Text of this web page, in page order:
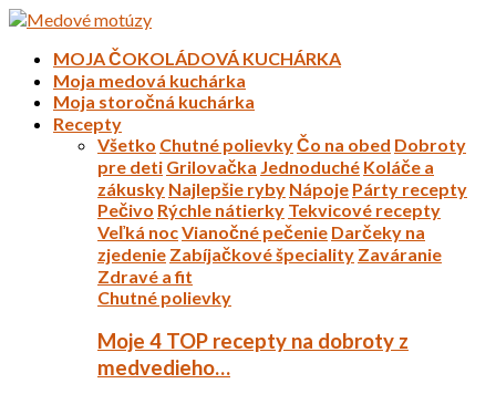
MOJA ČOKOLÁDOVÁ KUCHÁRKA
Moja medová kuchárka
Moja storočná kuchárka
Recepty
Všetko Chutné polievkyČo na obed Dobroty
pre deti Grilovačka Jednoduché Koláče a
zákusky Najlepšie ryby Nápoje Párty recepty
Pečivo Rýchle nátierky Tekvicové recepty
Veľká nocVianočné pečenie Darčeky na
zjedenie Zabíjačkové špeciality Zaváranie
Zdravé a fit
Chutné polievky
Moje 4 TOP recepty na dobroty z
medvedieho…